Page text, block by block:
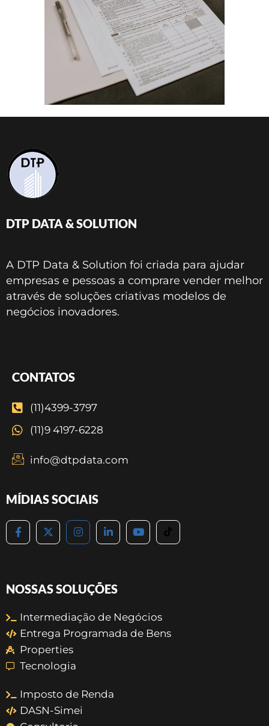
DTP DATA & SOLUTION
A DTP Data & Solution foi criada para ajudar
empresas e pessoas a comprare vender melhor
através de soluções criativas modelos de
negócios inovadores.
CONTATOS
(11)4399-3797
(11)9 4197-6228
info@dtpdata.com
MÍDIAS SOCIAIS
NOSSAS SOLUÇÕES
Intermediação de Negócios
Entrega Programada de Bens
Properties
Tecnologia
Imposto de Renda
DASN-Simei